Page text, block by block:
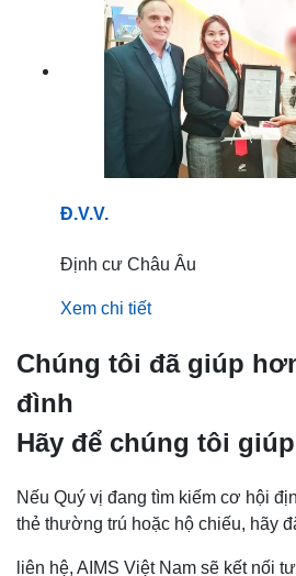
Đ.V.V.
Định cư Châu Âu
Xem chi tiết
Chúng tôi đã giúp
đình
Hãy để chúng tôi
Nếu Quý vị đang tìm kiếm cơ hội
thẻ thường trú hoặc hộ chiếu, hãy
liên hệ, AIMS Việt Nam sẽ kết nối